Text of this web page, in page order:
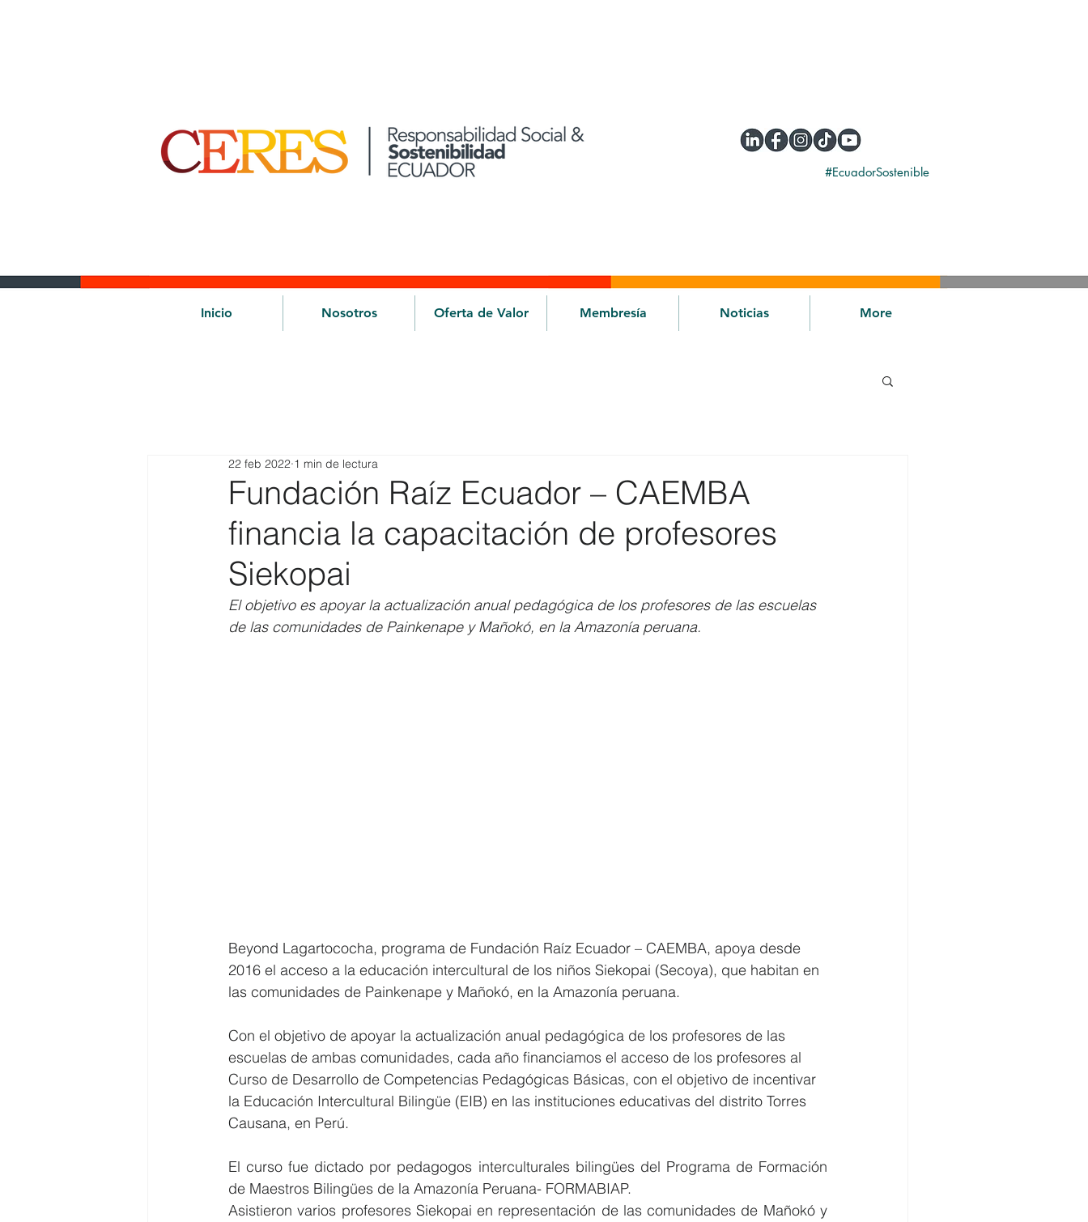
#EcuadorSostenible
Inicio Nosotros Oferta de Valor Membresía Noticias More
Fundación Raíz Ecuador – CAEMBA
financia la capacitación de profesores
Siekopai
22 feb 2022 1 min de lectura
El objetivo es apoyar la actualización anual pedagógica de los profesores de las escuelas
de las comunidades de Painkenape y Mañokó, en la Amazonía peruana.
Beyond Lagartococha, programa de Fundación Raíz Ecuador – CAEMBA, apoya desde
2016 el acceso a la educación intercultural de los niños Siekopai (Secoya), que habitan en
las comunidades de Painkenape y Mañokó, en la Amazonía peruana.
Con el objetivo de apoyar la actualización anual pedagógica de los profesores de las
escuelas de ambas comunidades, cada año financiamos el acceso de los profesores al
Curso de Desarrollo de Competencias Pedagógicas Básicas, con el objetivo de incentivar
la Educación Intercultural Bilingüe (EIB) en las instituciones educativas del distrito Torres
Causana, en Perú.
El curso fue dictado por pedagogos interculturales bilingües del Programa de Formación
de Maestros Bilingües de la Amazonía Peruana- FORMABIAP.
Asistieron varios profesores Siekopai en representación de las comunidades de Mañokó y